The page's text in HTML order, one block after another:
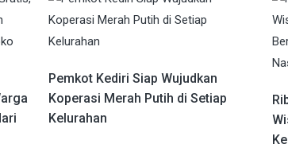
Pemkot Kediri Siap Wujudkan
Koperasi Merah Putih di Setiap
Kelurahan